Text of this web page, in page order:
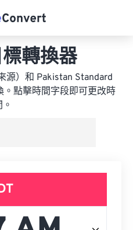
轉換器
源）和 Pakistan Standard
點擊時間字段即可更改時
。